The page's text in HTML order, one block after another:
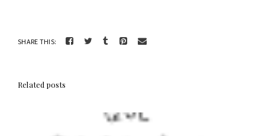
SHARE THIS:
Related posts